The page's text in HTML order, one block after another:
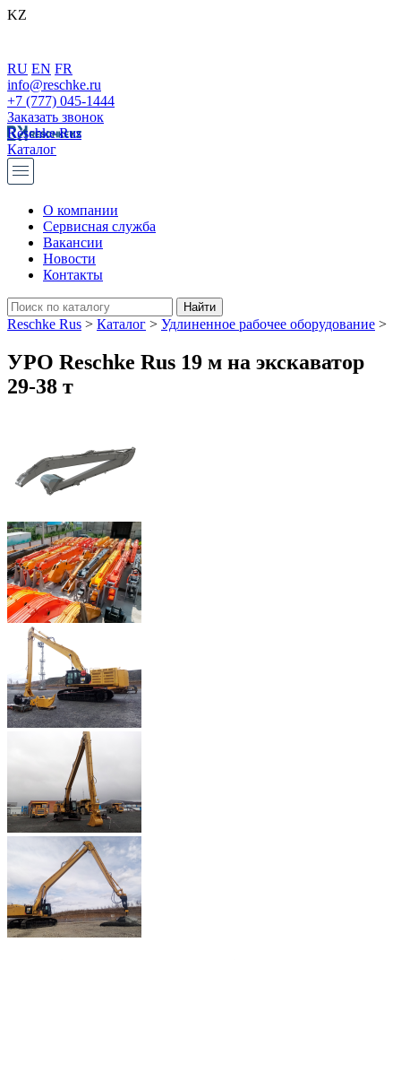
KZ
RU EN FR
info@reschke.ru
+7 (777) 045-1444
Заказать звонок
Reschke Rus
Каталог
О компании
Сервисная служба
Вакансии
Новости
Контакты
Reschke Rus > Каталог > Удлиненное рабочее оборудование >
УРО Reschke Rus 19 м на экскаватор
29-38 т